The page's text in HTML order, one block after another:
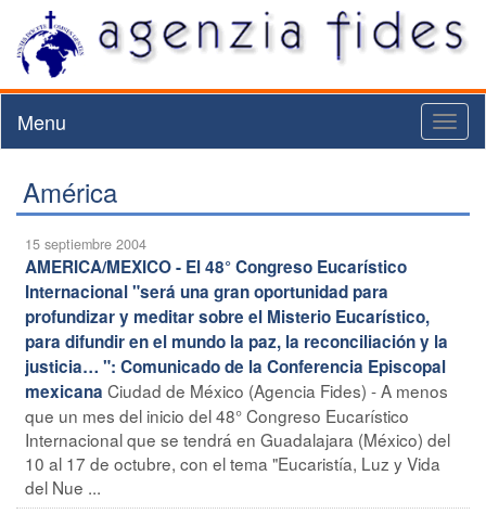
Menu
América
15 septiembre 2004
AMERICA/MEXICO - El 48° Congreso Eucarístico
Internacional "será una gran oportunidad para
profundizar y meditar sobre el Misterio Eucarístico,
para difundir en el mundo la paz, la reconciliación y la
justicia… ": Comunicado de la Conferencia Episcopal
mexicana Ciudad de México (Agencia Fides) - A menos
que un mes del inicio del 48° Congreso Eucarístico
Internacional que se tendrá en Guadalajara (México) del
10 al 17 de octubre, con el tema "Eucaristía, Luz y Vida
del Nue ...